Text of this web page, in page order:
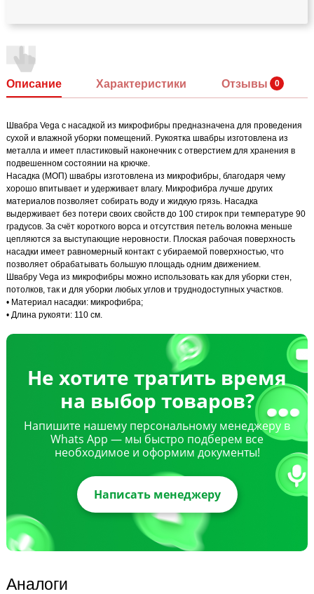
Описание Характеристики Отзывы
Швабра Vega с насадкой из микрофибры предназначена для проведения
сухой и влажной уборки помещений. Рукоятка швабры изготовлена из
металла и имеет пластиковый наконечник с отверстием для хранения в
подвешенном состоянии на крючке.
Насадка (МОП) швабры изготовлена из микрофибры, благодаря чему
хорошо впитывает и удерживает влагу. Микрофибра лучше других
материалов позволяет собирать воду и жидкую грязь. Насадка
выдерживает без потери своих свойств до 100 стирок при температуре 90
градусов. За счёт короткого ворса и отсутствия петель волокна меньше
цепляются за выступающие неровности. Плоская рабочая поверхность
насадки имеет равномерный контакт с убираемой поверхностью, что
позволяет обрабатывать большую площадь одним движением.
Швабру Vega из микрофибры можно использовать как для уборки стен,
потолков, так и для уборки любых углов и труднодоступных участков.
• Материал насадки: микрофибра;
• Длина рукояти: 110 см.
Не хотите тратить время
на выбор товаров?
Напишите нашему персональному менеджеру в
Whats App — мы быстро подберем все
необходимое и оформим документы!
Написать менеджеру
Аналоги